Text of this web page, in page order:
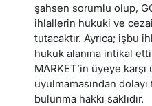
şahsen sorumlu olup,
ihlallerin hukuki ve
tutacaktır. Ayrıca; işbu
hukuk alanına intikal
MARKET’in üyeye
uyulmamasından
bulunma hakkı saklıdır.